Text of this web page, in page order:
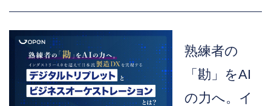
熟練者の
「勘」をAI
の力へ。イ